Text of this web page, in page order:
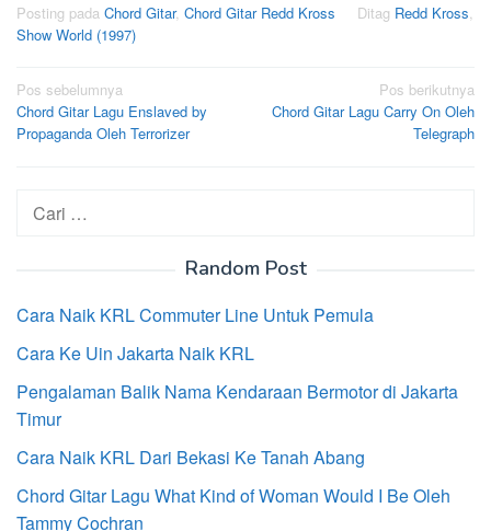
Posting pada Chord Gitar, Chord Gitar Redd Kross Ditag Redd Kross
Show World (1997)
Navigasi
pos
Pos sebelumnya
Chord Gitar Lagu Enslaved by
Propaganda Oleh Terrorizer
Pos berikutnya
Chord Gitar Lagu Carry On Oleh
Telegraph
Cari
Random Post
Cara Naik KRL Commuter Line Untuk Pemula
Cara Ke Uin Jakarta Naik KRL
Pengalaman Balik Nama Kendaraan Bermotor di Jakarta
Timur
Cara Naik KRL Dari Bekasi Ke Tanah Abang
Chord Gitar Lagu What Kind of Woman Would I Be Oleh
Tammy Cochran